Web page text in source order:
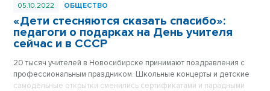
05.10.2022 ОБЩЕСТВО
«Дети стесняются сказать спасибо»:
педагоги о подарках на День учителя
сейчас и в СССР
20 тысяч учителей в Новосибирске принимают поздравления с
профессиональным праздником. Школьные концерты и детские
самодельные открытки сменились сертификатами и парадными